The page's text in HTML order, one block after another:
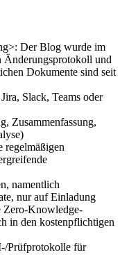
Der Blog wurde im
Änderungsprotokoll und
Dokumente sind seit
Slack, Teams oder
Zusammenfassung,
regelmäßigen
namentlich
nur auf Einladung
Zero-Knowledge-
in den kostenpflichtigen
Prüfprotokolle für